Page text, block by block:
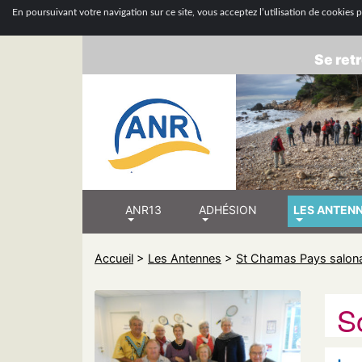
En poursuivant votre navigation sur ce site, vous acceptez l’utilisation de cookies
ASSOCIATION
Se
ANR13 ADHÉSION LES
Accueil > Les Antennes > St Chamas Pays